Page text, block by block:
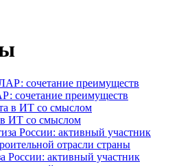
сочетание преимуществ
ИТ со смыслом
России: активный участник